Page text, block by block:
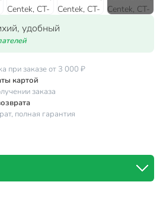
удобный
при заказе от 3 000 ₽
картой
заказа
полная гарантия